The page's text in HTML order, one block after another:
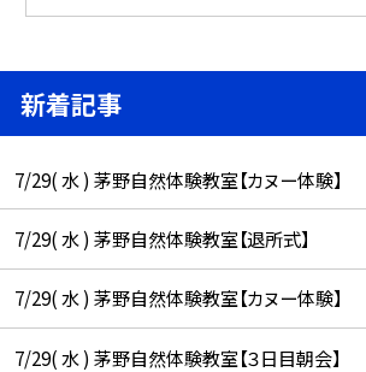
新着記事
7/29( 水 ) 茅野自然体験教室【カヌー体験】
7/29( 水 ) 茅野自然体験教室【退所式】
7/29( 水 ) 茅野自然体験教室【カヌー体験】
7/29( 水 ) 茅野自然体験教室【３日目朝会】